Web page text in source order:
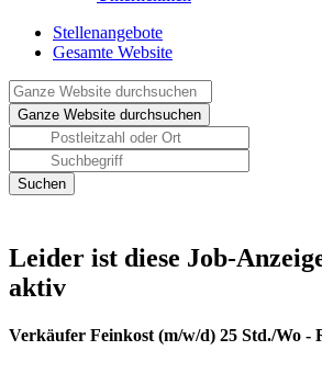
Stellenangebote
Gesamte Website
Leider ist diese Job-
aktiv
Verkäufer Feinkost (m/w/d) 25 Std./Wo -